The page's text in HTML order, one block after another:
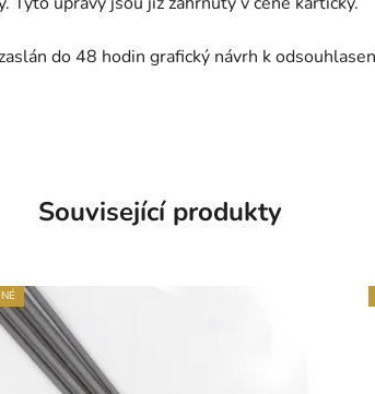
do 48 hodin grafický návrh k
Související produkty